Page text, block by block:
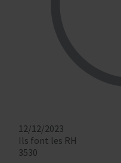
12/12/2023
Ils font les RH
3530